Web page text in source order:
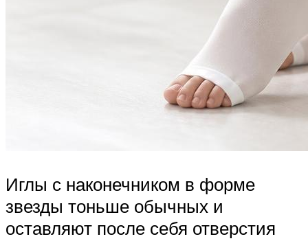
Иглы с наконечником в форме
звезды тоньше обычных и
оставляют после себя отверстия